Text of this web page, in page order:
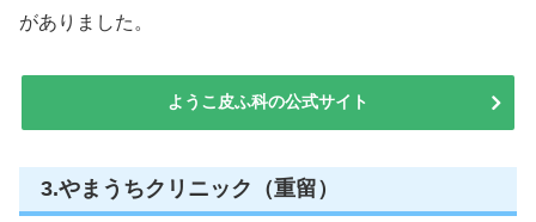
がありました。
ようこ皮ふ科の公式サイト
3.やまうちクリニック（重留）